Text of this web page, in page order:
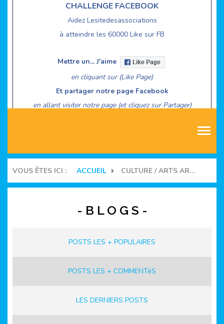
CHALLENGE FACEBOOK
Aidez Lesitedesassociations
à atteindre les 60000 Like sur FB
Mettre un... J'aime
en cliquant sur (Like Page)
Et partager notre page Facebook
en allant visiter notre page (et cliquez sur Partager)
ASSOCIATIONS
COMMUNAUTES
MANIFESTATIONS
VOUS ÊTES ICI : ACCUEIL CULTURE / ARTS ARTISANATS
- B L O G S -
POSTS LES + POPULAIRES
POSTS LES + COMMENTéS
LES DERNIERS POSTS